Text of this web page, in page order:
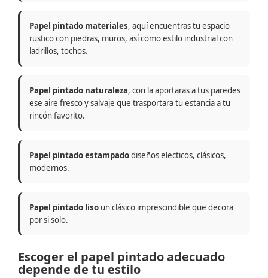
Papel pintado materiales, aquí encuentras tu espacio
rustico con piedras, muros, así como estilo industrial con
ladrillos, tochos.
Papel pintado naturaleza, con la aportaras a tus paredes
ese aire fresco y salvaje que trasportara tu estancia a tu
rincón favorito.
Papel pintado estampadodiseños electicos, clásicos,
modernos.
Papel pintado liso un clásico imprescindible que decora
por si solo.
Escoger el papel pintado adecuado
depende de tu estilo